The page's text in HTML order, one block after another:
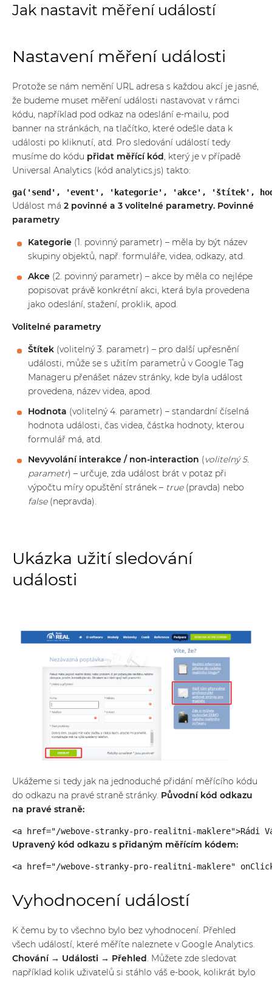
Jak nastavit měření událostí
Nastavení měření události
Protože se nám nemění URL adresa s každou akcí je jasné,
že budeme muset měření události nastavovat v rámci
kódu, například pod odkaz na odeslání e-mailu, pod
banner na stránkách, na tlačítko, které odešle data k
události po kliknutí, atd. Pro sledování událostí tedy
musíme do kódu přidat měřící kód, který je v případě
Universal Analytics (kód analytics.js) takto:
ga('send', 'event', 'kategorie', 'akce', 'štítek',
Událost má 2 povinné a 3 volitelné parametry. Povinné
parametry
Kategorie (1. povinný parametr) – měla by být název
skupiny objektů, např. formuláře, videa, odkazy, atd.
Akce (2. povinný parametr) – akce by měla co nejlépe
popisovat právě konkrétní akci, která byla provedena
jako odeslání, stažení, proklik, apod.
Volitelné parametry
Štítek (volitelný 3. parametr) – pro další upřesnění
události, může se s užitím parametrů v Google Tag
Manageru přenášet název stránky, kde byla událost
provedena, název videa, apod.
Hodnota (volitelný 4. parametr) – standardní číselná
hodnota události, čas videa, částka hodnoty, kterou
formulář má, atd.
Nevyvolání interakce / non-interaction (volitelný 5.
parametr) – určuje, zda událost brát v potaz při
výpočtu míry opuštění stránek – true(pravda) nebo
false (nepravda).
Ukázka užití sledování
události
Ukážeme si tedy jak na jednoduché přidání měřícího kódu
do odkazu na pravé straně stránky. Původní kód odkazu
na pravé straně:
<a href="/webove-stranky-pro-realitni-maklere">Rádi
Upravený kód odkazu s přidaným měřícím kódem:
<a href="/webove-stranky-pro-realitni-maklere"
Vyhodnocení událostí
K čemu by to všechno bylo bez vyhodnocení. Přehled
všech událostí, které měříte naleznete v Google Analytics.
Chování → Události → Přehled. Můžete zde sledovat
například kolik uživatelů si stáhlo váš e-book, kolikrát bylo